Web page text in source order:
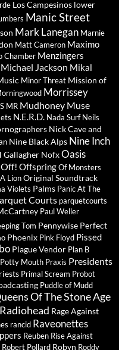
Los Campesinos lower
Manic Street
Mark Lanegan Marnie
Matt Cameron Maximo
Chamber Menzingers
Michael Jackson Mikal
Minor Threat Mission of
Morrissey
MR Mudhoney Muse
N.E.R.D. Nada Surf Neils
Nick Cave and
Nine Black Alps Nine Inch
Gallagher NofxOasis
Off! OffspringOf Monsters
LionOriginal Soundtrack
Violets Palms Panic At The
Courts parquetcourts
Paul Weller
Tom Pennywise Perfect
Phoenix Pink Floyd Pissed
Plague Vendor Plan B
Potty Mouth Praxis Presidents
Primal Scream Probot
Puddle of Mudd
Of The Stone Age
Radiohead Rage Against
rancid Raveonettes
Reuben Rise Against
Robert Pollard Robyn Roddy